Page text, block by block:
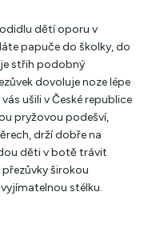
dětí oporu v
papuče do školky, do
střih podobný
dovoluje noze lépe
ušili v České republice
pryžovou podešví,
drží dobře na
děti v botě trávit
širokou
stélku.